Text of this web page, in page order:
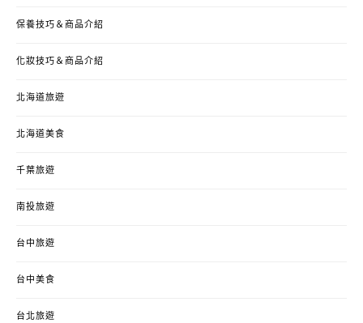
保養技巧＆商品介紹
化妝技巧＆商品介紹
北海道旅遊
北海道美食
千葉旅遊
南投旅遊
台中旅遊
台中美食
台北旅遊